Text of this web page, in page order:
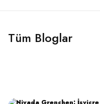
Tüm Bloglar